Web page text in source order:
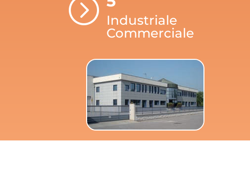
= Industriale
Commerciale